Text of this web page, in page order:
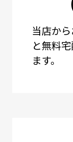
当店か
と無料
ます。